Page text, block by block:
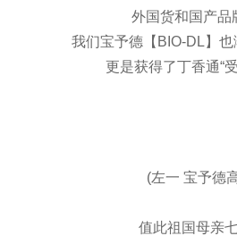
外国货和国产品
我们宝予德【BIO-DL】也
更是获得了丁香通“
(左一 宝予德
值此祖国母亲